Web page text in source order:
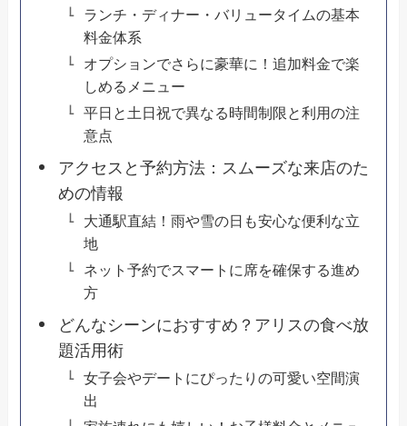
ランチ・ディナー・バリュータイムの基本
料金体系
オプションでさらに豪華に！追加料金で楽
しめるメニュー
平日と土日祝で異なる時間制限と利用の注
意点
アクセスと予約方法：スムーズな来店のた
めの情報
大通駅直結！雨や雪の日も安心な便利な立
地
ネット予約でスマートに席を確保する進め
方
どんなシーンにおすすめ？アリスの食べ放
題活用術
女子会やデートにぴったりの可愛い空間演
出